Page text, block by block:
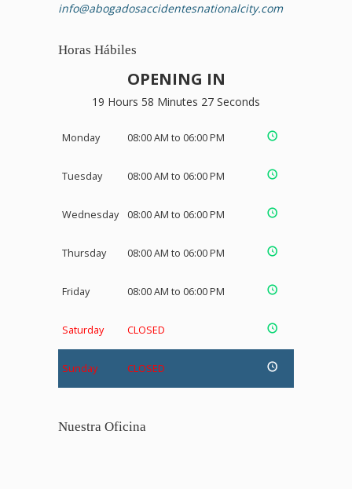
info@abogadosaccidentesnationalcity.com
Horas Hábiles
OPENING IN
19 Hours 58 Minutes 27 Seconds
Monday 08:00 AM to 06:00 PM
Tuesday 08:00 AM to 06:00 PM
Wednesday 08:00 AM to 06:00 PM
Thursday 08:00 AM to 06:00 PM
Friday 08:00 AM to 06:00 PM
Saturday CLOSED
Sunday CLOSED
Nuestra Oficina